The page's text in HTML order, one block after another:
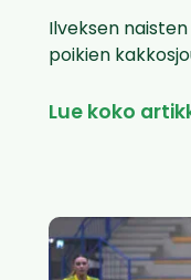
Ilveksen
poikien
Lue koko